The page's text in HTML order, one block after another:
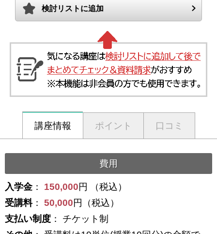
検討リストに追加
講座情報 ポイント 口コミ
費用
入学金 ： 150,000円 （税込）
受講料： 50,000円（税込）
支払い制度 ： チケット制